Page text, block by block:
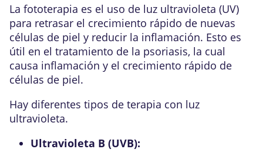
La fototerapia es el uso de luz ultravioleta (UV)
para retrasar el crecimiento rápido de nuevas
células de piel y reducir la inflamación. Esto es
útil en el tratamiento de la psoriasis, la cual
causa inflamación y el crecimiento rápido de
células de piel.
Hay diferentes tipos de terapia con luz
ultravioleta.
Ultravioleta B (UVB):